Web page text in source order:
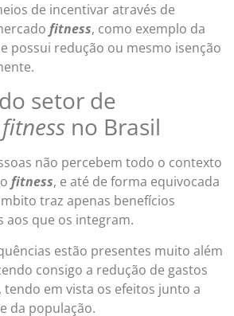
de incentivar através de
fitness, como exemplo da
possui redução ou mesmo isenção
setor de
fitness no Brasil
não percebem todo o contexto
fitness, e até de forma equivocada
traz apenas benefícios
aos que os integram.
estão presentes muito além
consigo a redução de gastos
tendo em vista os efeitos junto a
da população.